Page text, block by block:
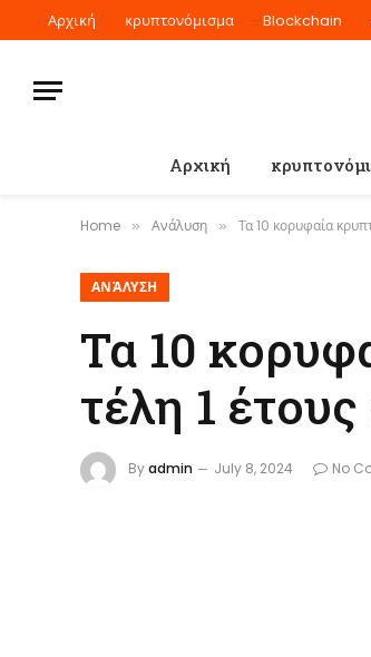
Αρχική κρυπτονόμισμα Blockchain
Αρχική
Home » Ανάλυση » Τα 10 κορυφαία
ΑΝΆΛΥΣΗ
Τα 10
τέλη 1
Byadmin July 8, 2024 No